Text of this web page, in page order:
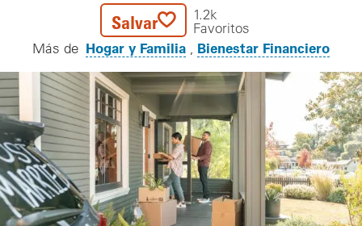
Salvar
1.2k
Favoritos
Más de Hogar y Familia Bienestar Financiero